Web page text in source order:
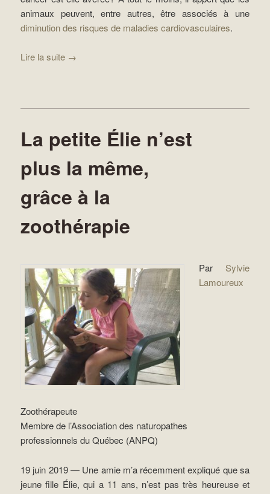
animaux peuvent, entre autres, être associés à une
diminution des risques de maladies cardiovasculaires.
Lire la suite →
La petite Élie n’est
plus la même,
grâce à la
zoothérapie
Par Sylvie
Lamoureux
Zoothérapeute
Membre de l’Association des naturopathes
professionnels du Québec (ANPQ)
19 juin 2019 — Une amie m’a récemment expliqué que sa
jeune fille Élie, qui a 11 ans, n’est pas très heureuse et